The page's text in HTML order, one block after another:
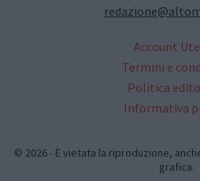
Account
Termini e
Politica
Informativa
© 2026 - È vietata la riproduzione,
grafica.